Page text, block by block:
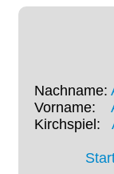
Nachname:
Vorname:
Kirchspiel: